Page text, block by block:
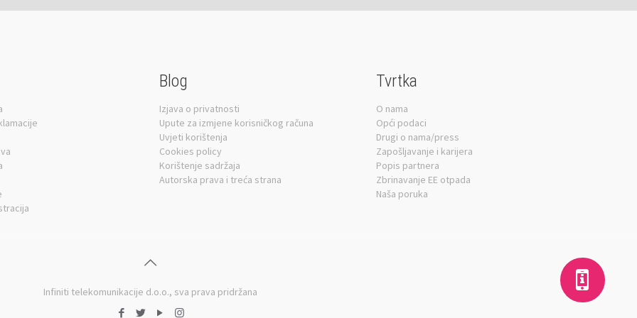
Blog
Izjava o privatnosti
Upute za izmjene korisničkog računa
Uvjeti korištenja
Cookies policy
Korištenje sadržaja
Autorska prava i treća strana
Tvrtka
O nama
Opći podaci
Drugi o nama/press
Zapošljavanje i karijera
Popis partnera
Zbrinavanje EE otpada
Naša poruka
Infiniti telekomunikacije d.o.o., sva prava pridržana